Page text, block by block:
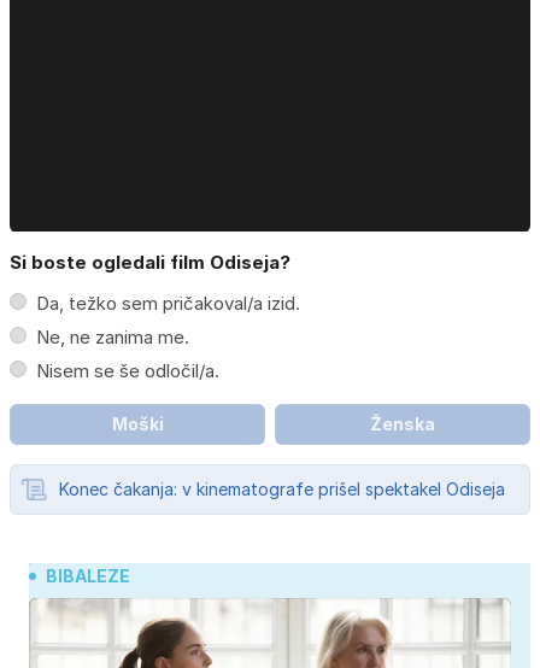
Si boste ogledali film Odiseja?
Da, težko sem pričakoval/a izid.
Ne, ne zanima me.
Nisem se še odločil/a.
Moški Ženska
Konec čakanja: v kinematografe prišel spektakel Odiseja
BIBALEZE